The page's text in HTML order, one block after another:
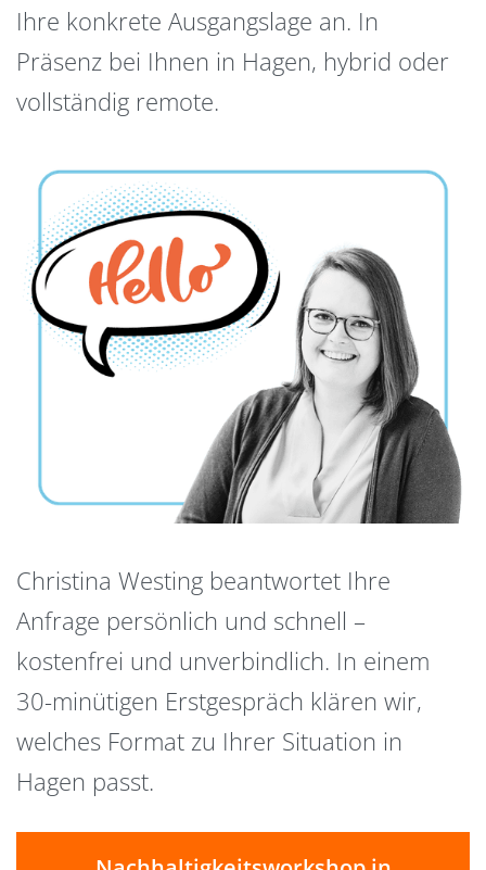
Ihre konkrete Ausgangslage an. In
Präsenz bei Ihnen in Hagen, hybrid oder
vollständig remote.
Christina Westing beantwortet Ihre
Anfrage persönlich und schnell –
kostenfrei und unverbindlich. In einem
30-minütigen Erstgespräch klären wir,
welches Format zu Ihrer Situation in
Hagen passt.